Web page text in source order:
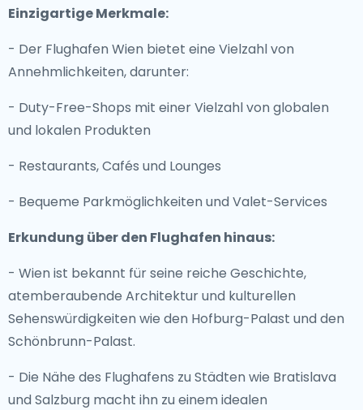
Einzigartige Merkmale:
- Der Flughafen Wien bietet eine Vielzahl von
Annehmlichkeiten, darunter:
- Duty-Free-Shops mit einer Vielzahl von globalen
und lokalen Produkten
- Restaurants, Cafés und Lounges
- Bequeme Parkmöglichkeiten und Valet-Services
Erkundung über den Flughafen hinaus:
- Wien ist bekannt für seine reiche Geschichte,
atemberaubende Architektur und kulturellen
Sehenswürdigkeiten wie den Hofburg-Palast und den
Schönbrunn-Palast.
- Die Nähe des Flughafens zu Städten wie Bratislava
und Salzburg macht ihn zu einem idealen